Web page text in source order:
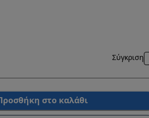
Σύγκριση
Προσθήκη στο καλάθι